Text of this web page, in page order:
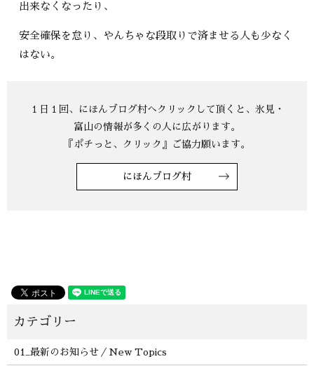
出来なくなったり、
安全確保を怠り、やんちゃな段取りで済ませる人も少なく
はない。
にほんブログ村
01_最新のお知らせ／New Topics